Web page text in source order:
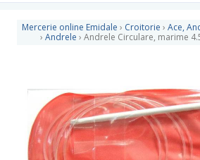
Mercerie online Emidale › Croitorie › Ace,
› Andrele › Andrele Circulare, marime